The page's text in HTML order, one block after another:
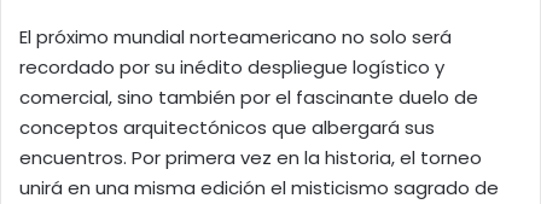
El próximo mundial norteamericano no solo será
recordado por su inédito despliegue logístico y
comercial, sino también por el fascinante duelo de
conceptos arquitectónicos que albergará sus
encuentros. Por primera vez en la historia, el torneo
unirá en una misma edición el misticismo sagrado de